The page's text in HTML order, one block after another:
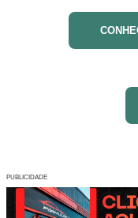
PUBLICIDADE